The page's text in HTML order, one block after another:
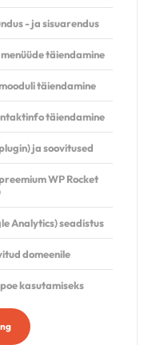
- ja sisuarendus
täiendamine
täiendamine
täiendamine
ja soovitused
WP Rocket
Analytics) seadistus
domeenile
kasutamiseks